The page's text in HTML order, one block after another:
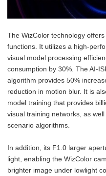
The WizColor technology
functions. It utilizes a high-
visual model processing
consumption by 30%. The AI-
algorithm provides 50%
reduction in motion blur. It is
model training that provides
visual training networks, as
scenario algorithms.
In addition, its F1.0 larger
light, enabling the WizColor
brighter image under lowlight